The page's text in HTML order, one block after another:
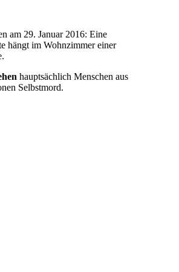
am 29. Januar 2016: Eine
hängt im Wohnzimmer einer
hauptsächlich Menschen aus
Selbstmord.